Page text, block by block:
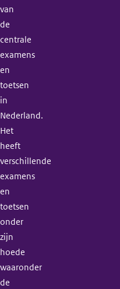
van
de
centrale
examens
en
toetsen
in
Nederland.
Het
heeft
verschillende
examens
en
toetsen
onder
zijn
hoede
waaronder
de